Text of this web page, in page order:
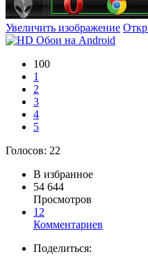
Увеличить изображение
100
1
2
3
4
5
Голосов: 22
В избранное
54 644
Просмотров
12
Комментариев
Поделиться: